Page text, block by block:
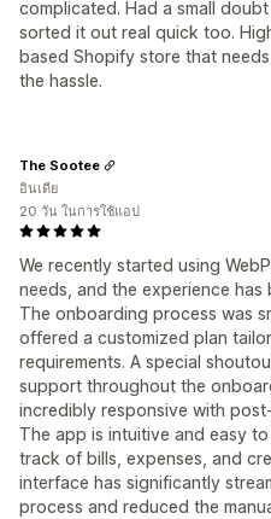
complicated. Had a small
sorted it out real quick too.
based Shopify store that
the hassle.
We recently started using
needs, and the experience has
The onboarding process was
offered a customized plan
requirements. A special
support throughout the
incredibly responsive with
The app is intuitive and easy
track of bills, expenses, and
interface has significantly
process and reduced the
The Sootee
อินเดีย
20 วัน ในการใช้แอป